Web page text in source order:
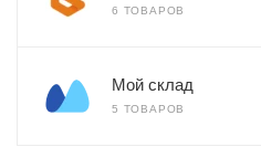
6 ТОВАРОВ
Мой склад
5 ТОВАРОВ